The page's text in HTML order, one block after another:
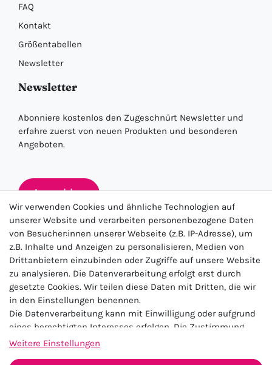
FAQ
Kontakt
Größentabellen
Newsletter
Newsletter
Abonniere kostenlos den Zugeschnürt Newsletter und
erfahre zuerst von neuen Produkten und besonderen
Angeboten.
Anmelden
★★★★★
4.5 / 5.0 (23.143)
Impressum Daten­schutz­erklärung AGB
Wir verwenden Cookies und ähnliche Technologien auf
unserer Website und verarbeiten personenbezogene Daten
von Besucher:innen unserer Webseite (z.B. IP-Adresse), um
z.B. Inhalte und Anzeigen zu personalisieren, Medien von
Drittanbietern einzubinden oder Zugriffe auf unsere Website
zu analysieren. Die Datenverarbeitung erfolgt erst durch
gesetzte Cookies. Wir teilen diese Daten mit Dritten, die wir
in den Einstellungen benennen.
Die Datenverarbeitung kann mit Einwilligung oder aufgrund
eines berechtigten Interesses erfolgen. Die Zustimmung
kann erteilt oder abgelehnt werden. Es besteht das Recht,
Weitere Einstellungen